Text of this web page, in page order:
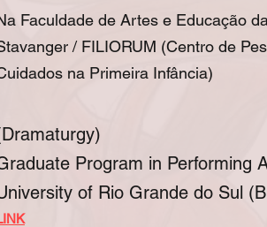
Faculdade de Artes e Educação
/ FILIORUM (Centro de
na Primeira Infância)
Program in Performing
of Rio Grande do Sul
INK